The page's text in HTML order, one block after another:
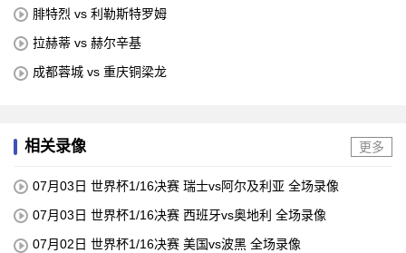
腓特烈 vs 利勒斯特罗姆
拉赫蒂 vs 赫尔辛基
成都蓉城 vs 重庆铜梁龙
相关录像 更多
07月03日 世界杯1/16决赛 瑞士vs阿尔及利亚 全场录像
07月03日 世界杯1/16决赛 西班牙vs奥地利 全场录像
07月02日 世界杯1/16决赛 美国vs波黑 全场录像